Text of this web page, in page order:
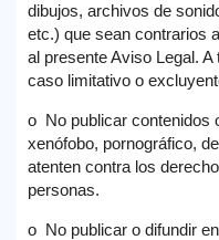
dibujos, archivos de
etc.) que sean contrarios
al presente Aviso Legal.
caso limitativo o
o No publicar contenidos
xenófobo, pornográfico,
atenten contra los
personas.
o No publicar o difundir